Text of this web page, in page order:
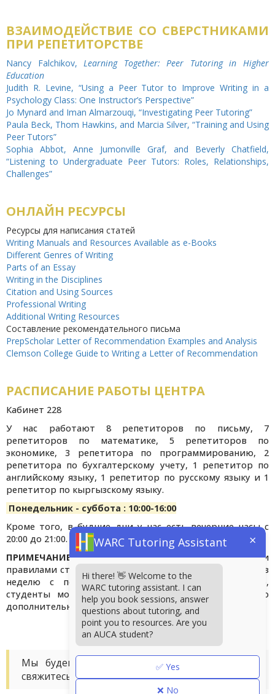
ВЗАИМОДЕЙСТВИЕ СО СВЕРСТНИКАМИ
ПРИ РЕПЕТИТОРСТВЕ
Nancy Falchikov, Learning Together: Peer Tutoring in Higher
Education
Judith R. Levine, “Using a Peer Tutor to Improve Writing in a
Psychology Class: One Instructor’s Perspective”
Jo Mynard and Iman Almarzouqi, “Investigating Peer Tutoring”
Paula Beck, Thom Hawkins, and Marcia Silver, “Training and Using
Peer Tutors”
Sophia Abbot, Anne Jumonville Graf, and Beverly Chatfield,
“Listening to Undergraduate Peer Tutors: Roles, Relationships,
Challenges”
ОНЛАЙН РЕСУРСЫ
Ресурсы для написания статей
Writing Manuals and Resources Available as e-Books
Different Genres of Writing
Parts of an Essay
Writing in the Disciplines
Citation and Using Sources
Professional Writing
Additional Writing Resources
Составление рекомендательного письма
PrepScholar Letter of Recommendation Examples and Analysis
Clemson College Guide to Writing a Letter of Recommendation
РАСПИСАНИЕ РАБОТЫ ЦЕНТРА
Кабинет 228
У нас работают 8 репетиторов по письму, 7
репетиторов по математике, 5 репетиторов по
экономике, 3 репетитора по программированию, 2
репетитора по бухгалтерскому учету, 1 репетитор по
английскому языку, 1 репетитор по русскому языку и 1
репетитор по кыргызскому языку.
Понедельник - суббота : 10:00-16:00
Кроме того, в будние дни у нас есть вечерние часы с
20:00 до 21:00.
ПРИМЕЧАНИЕ: В соответствии со стандартными
правилами студенты могут записаться на два занятия в
неделю с понедельника по пятницу. Кроме того,
студенты могут заказать неограниченное количество
дополнительных занятий по субботам.
Мы будем рады услышать Вас! Пожалуйста,
свяжитесь с нами по адресуwarc@auca.kg.
WARC Tutoring Assistant ×
Hi there! 👋 Welcome to the
WARC tutoring assistant. I can
help you book sessions, answer
questions about tutoring, and
point you to resources. Are you
an AUCA student?
✅ Yes
❌ No